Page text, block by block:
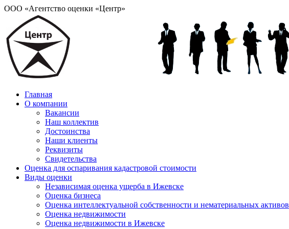
ООО «Агентство оценки «Центр»
Главная
О компании
Вакансии
Наш коллектив
Достоинства
Наши клиенты
Реквизиты
Свидетельства
Оценка для оспаривания кадастровой стоимости
Виды оценки
Независимая оценка ущерба в Ижевске
Оценка бизнеса
Оценка интеллектуальной собственности и нематериальных активов
Оценка недвижимости
Оценка недвижимости в Ижевске